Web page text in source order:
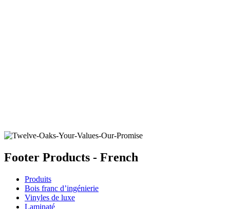
Footer Products - French
Produits
Bois franc d’ingénierie
Vinyles de luxe
Laminaté